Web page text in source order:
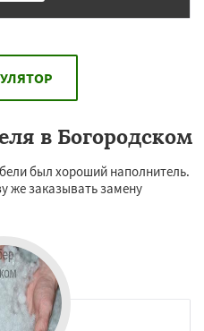
в Богородском
был хороший наполнитель.
же заказывать замену